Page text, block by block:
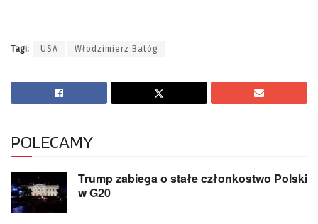
Tagi: USA Włodzimierz Batóg
POLECAMY
Trump zabiega o stałe członkostwo Polski
w G20